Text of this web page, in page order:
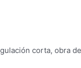
corta, obra